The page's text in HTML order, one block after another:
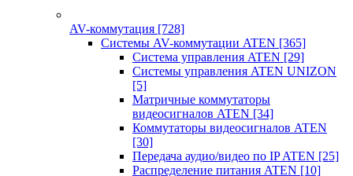
AV-коммутация [728]
Системы AV-коммутации ATEN [365]
Система управления ATEN [29]
Системы управления ATEN UNIZON
[5]
Матричные коммутаторы
видеосигналов ATEN [34]
Коммутаторы видеосигналов ATEN
[30]
Передача аудио/видео по IP ATEN [25]
Распределение питания ATEN [10]